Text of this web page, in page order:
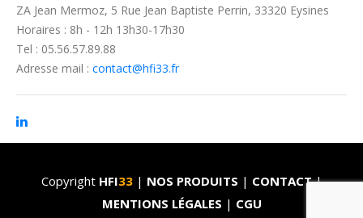
ZA Jean Mermoz, 5 Rue Jean Baptiste Perrin, 33320 Eysines
Horaires : 8h - 12h 13h30-17h30
Tel : 05.56.57.89.88
Adresse mail : contact@hfi33.fr
Copyright HFI33 | NOS PRODUITS | CONTACT|
MENTIONS LÉGALES | CGU